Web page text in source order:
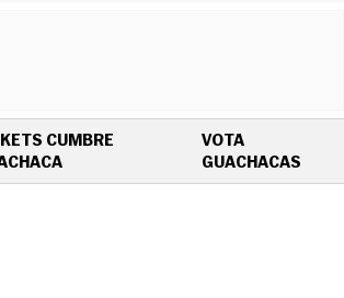
CUMBRE
OPENS IN NEW WINDOW
VOTA
GUACHACAS